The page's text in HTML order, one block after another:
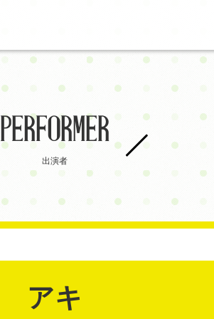
PERFORMER
出演者
アキ